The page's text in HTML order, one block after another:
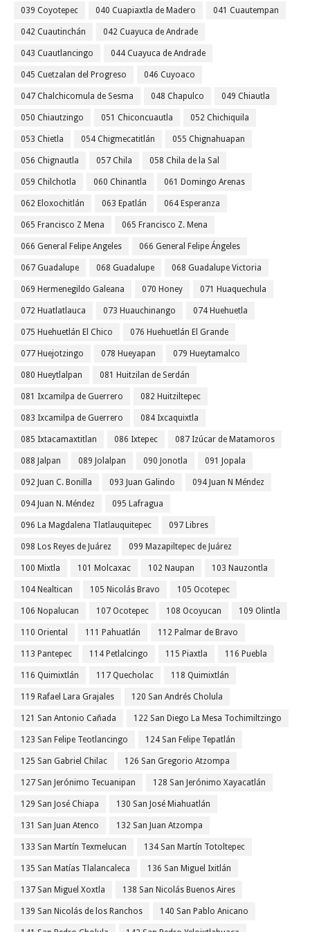
039 Coyotepec 040 Cuapiaxtla de Madero 041 Cuautempan
042 Cuautinchán 042 Cuayuca de Andrade
043 Cuautlancingo 044 Cuayuca de Andrade
045 Cuetzalan del Progreso 046 Cuyoaco
047 Chalchicomula de Sesma 048 Chapulco 049 Chiautla
050 Chiautzingo 051 Chiconcuautla 052 Chichiquila
053 Chietla 054 Chigmecatitlán 055 Chignahuapan
056 Chignautla 057 Chila 058 Chila de la Sal
059 Chilchotla 060 Chinantla 061 Domingo Arenas
062 Eloxochitlán 063 Epatlán 064 Esperanza
065 Francisco Z Mena 065 Francisco Z. Mena
066 General Felipe Angeles 066 General Felipe Ángeles
067 Guadalupe 068 Guadalupe 068 Guadalupe Victoria
069 Hermenegildo Galeana 070 Honey 071 Huaquechula
072 Huatlatlauca 073 Huauchinango 074 Huehuetla
075 Huehuetlán El Chico 076 Huehuetlán El Grande
077 Huejotzingo 078 Hueyapan 079 Hueytamalco
080 Hueytlalpan 081 Huitzilan de Serdán
081 Ixcamilpa de Guerrero 082 Huitziltepec
083 Ixcamilpa de Guerrero 084 Ixcaquixtla
085 Ixtacamaxtitlan 086 Ixtepec 087 Izúcar de Matamoros
088 Jalpan 089 Jolalpan 090 Jonotla 091 Jopala
092 Juan C. Bonilla 093 Juan Galindo 094 Juan N Méndez
094 Juan N. Méndez 095 Lafragua
096 La Magdalena Tlatlauquitepec 097 Libres
098 Los Reyes de Juárez 099 Mazapiltepec de Juárez
100 Mixtla 101 Molcaxac 102 Naupan 103 Nauzontla
104 Nealtican 105 Nicolás Bravo 105 Ocotepec
106 Nopalucan 107 Ocotepec 108 Ocoyucan 109 Olintla
110 Oriental 111 Pahuatlán 112 Palmar de Bravo
113 Pantepec 114 Petlalcingo 115 Piaxtla 116 Puebla
116 Quimixtlán 117 Quecholac 118 Quimixtlán
119 Rafael Lara Grajales 120 San Andrés Cholula
121 San Antonio Cañada 122 San Diego La Mesa Tochimiltzingo
123 San Felipe Teotlancingo 124 San Felipe Tepatlán
125 San Gabriel Chilac 126 San Gregorio Atzompa
127 San Jerónimo Tecuanipan 128 San Jerónimo Xayacatlán
129 San José Chiapa 130 San José Miahuatlán
131 San Juan Atenco 132 San Juan Atzompa
133 San Martín Texmelucan 134 San Martín Totoltepec
135 San Matías Tlalancaleca 136 San Miguel Ixitlán
137 San Miguel Xoxtla 138 San Nicolás Buenos Aires
139 San Nicolás de los Ranchos 140 San Pablo Anicano